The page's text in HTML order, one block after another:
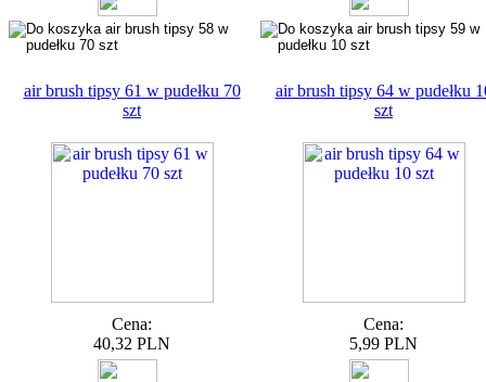
air brush tipsy 61 w pudełku 70
szt
Cena:
40,32 PLN
air brush tipsy 64 w pudełku
szt
Cena:
5,99 PLN